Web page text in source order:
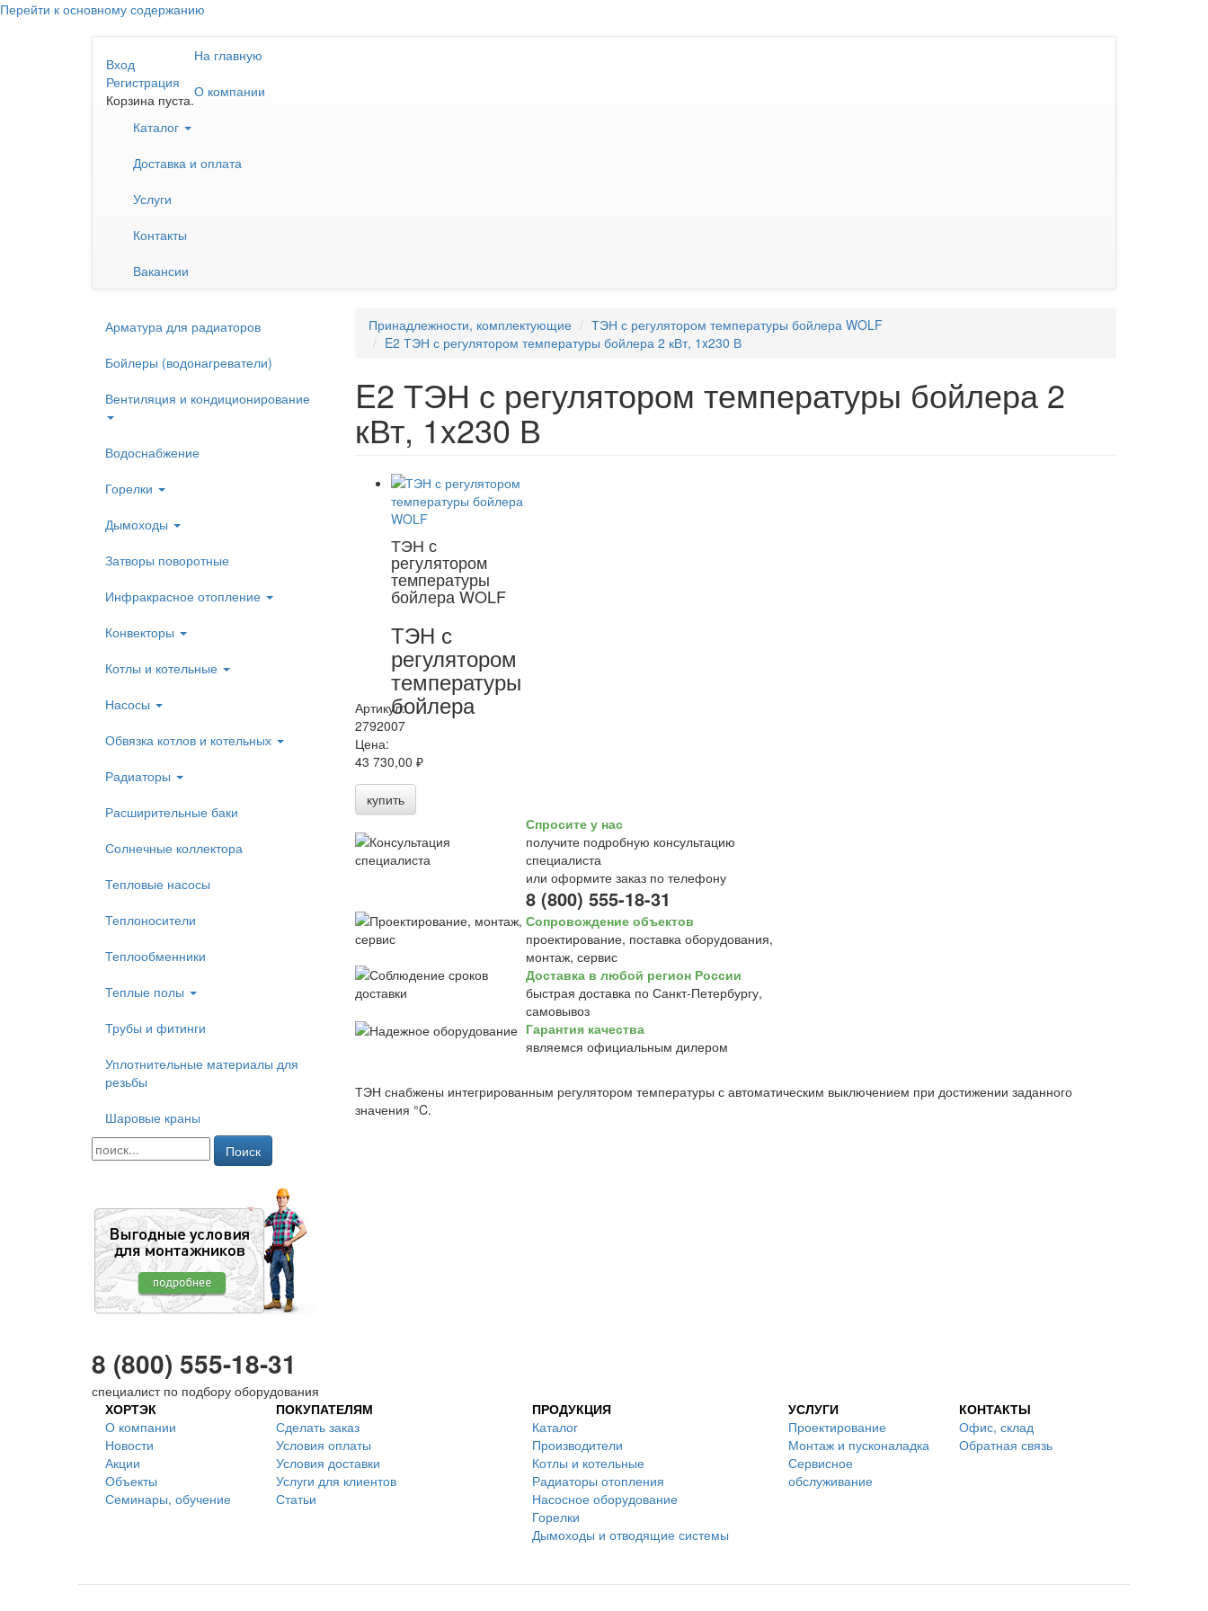
Перейти к основному содержанию
Вход
Регистрация
Корзина пуста.
На главную
О компании
Каталог
Доставка и оплата
Услуги
Контакты
Вакансии
Арматура для радиаторов
Бойлеры (водонагреватели)
Вентиляция и кондиционирование
Водоснабжение
Горелки
Дымоходы
Затворы поворотные
Инфракрасное отопление
Конвекторы
Котлы и котельные
Насосы
Обвязка котлов и котельных
Радиаторы
Расширительные баки
Солнечные коллектора
Тепловые насосы
Теплоносители
Теплообменники
Теплые полы
Трубы и фитинги
Уплотнительные материалы для
резьбы
Шаровые краны
Поиск
Принадлежности, комплектующие
ТЭН с регулятором температуры бойлера WOLF
E2 ТЭН с регулятором температуры бойлера 2 кВт, 1x230 В
E2 ТЭН с регулятором температуры бойлера 2
кВт, 1x230 В
ТЭН с
регулятором
температуры
бойлера WOLF
ТЭН с
регулятором
температуры
бойлера
Артикул:
2792007
Цена:
43 730,00 ₽
купить
Спросите у нас
получите подробную консультацию
специалиста
или оформите заказ по телефону
8 (800) 555-18-31
Сопровождение объектов
проектирование, поставка оборудования,
монтаж, сервис
Доставка в любой регион России
быстрая доставка по Санкт-Петербургу,
самовывоз
Гарантия качества
являемся официальным дилером
ТЭН снабжены интегрированным регулятором температуры с автоматическим выключением при достижении заданного
значения °C.
8 (800) 555-18-31
специалист по подбору оборудования
ХОРТЭК
О компании
Новости
Акции
Объекты
Семинары, обучение
ПОКУПАТЕЛЯМ
Сделать заказ
Условия оплаты
Условия доставки
Услуги для клиентов
Статьи
ПРОДУКЦИЯ
Каталог
Производители
Котлы и котельные
Радиаторы отопления
Насосное оборудование
Горелки
Дымоходы и отводящие системы
УСЛУГИ
Проектирование
Монтаж и пусконаладка
Сервисное
обслуживание
КОНТАКТЫ
Офис, склад
Обратная связь